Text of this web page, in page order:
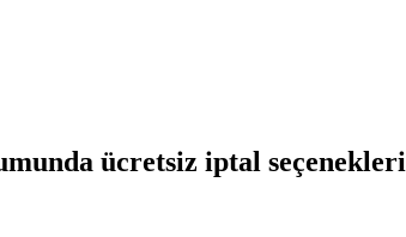
ücretsiz iptal seçenekleri